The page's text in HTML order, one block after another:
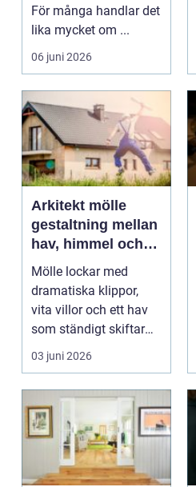
För många handlar det
lika mycket om ...
06 juni 2026
Arkitekt mölle
gestaltning mellan
hav, himmel och
natur
Mölle lockar med
dramatiska klippor,
vita villor och ett hav
som ständigt skiftar
färg. Här blir var...
03 juni 2026